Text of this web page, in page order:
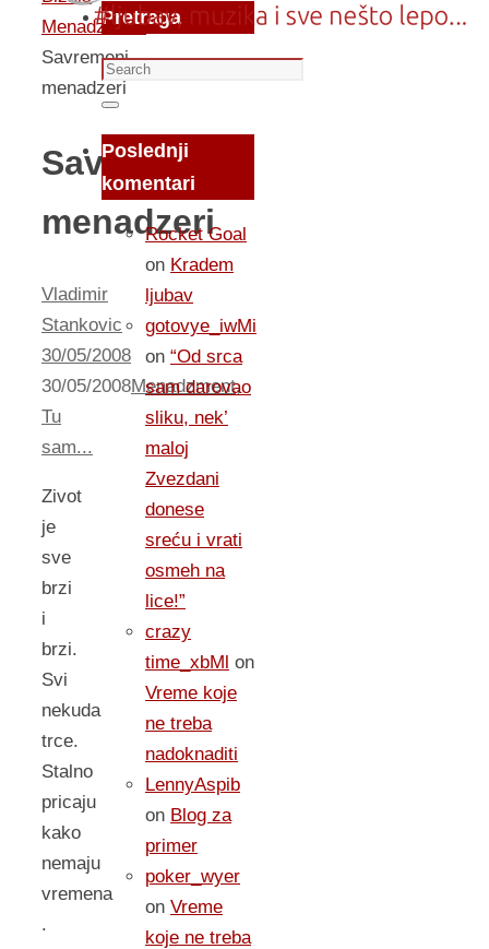
Menadzment
Savremeni
menadzeri
Savremeni
menadzeri
Vladimir
Stankovic
30/05/2008
30/05/2008Menadzment,
Tu
sam...
Zivot
je
sve
brzi
i
brzi.
Svi
nekuda
trce.
Stalno
pricaju
kako
nemaju
vremena
.
Pretraga
Search
for:
Search
Poslednji
komentari
Rocket Goal
on Kradem
ljubav
gotovye_iwMi
on “Od srca
sam darovao
sliku, nek’
maloj
Zvezdani
donese
sreću i vrati
osmeh na
lice!”
crazy
time_xbMl on
Vreme koje
ne treba
nadoknaditi
LennyAspib
on Blog za
primer
poker_wyer
on Vreme
koje ne treba